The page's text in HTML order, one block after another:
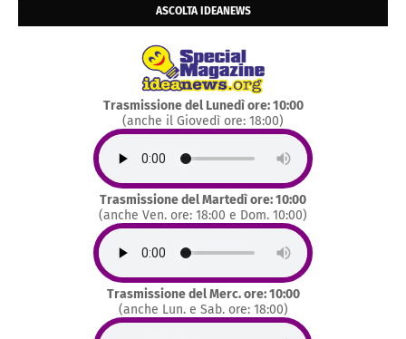
ASCOLTA IDEANEWS
Trasmissione del Lunedì ore: 10:00
(anche il Giovedì ore: 18:00)
Trasmissione del Martedì ore: 10:00
(anche Ven. ore: 18:00 e Dom. 10:00)
Trasmissione del Merc. ore: 10:00
(anche Lun. e Sab. ore: 18:00)